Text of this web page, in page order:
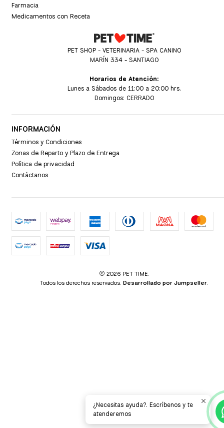
Farmacia
Medicamentos con Receta
PET SHOP - VETERINARIA - SPA CANINO
MARÍN 334 - SANTIAGO
Horarios de Atención:
Lunes a Sábados de 11:00 a 20:00 hrs.
Domingos: CERRADO
INFORMACIÓN
Términos y Condiciones
Zonas de Reparto y Plazo de Entrega
Política de privacidad
Contáctanos
2026 PET TIME.
Todos los derechos reservados. Desarrollado por Jumpseller.
¿Necesitas ayuda?. Escríbenos y te
atenderemos